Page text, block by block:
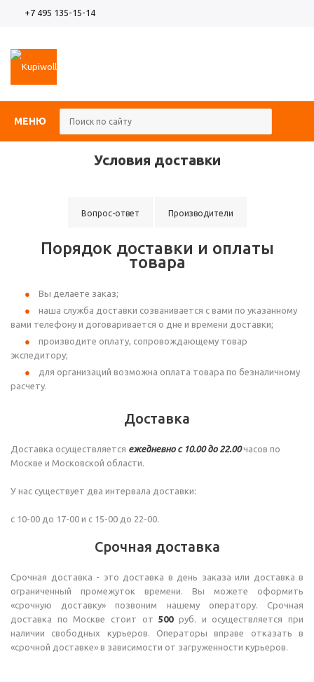
+7 495 135-15-14
МЕНЮ
Условия доставки
Вопрос-ответ Производители
Порядок доставки и оплаты
товара
Вы делаете заказ;
наша служба доставки созванивается с вами по указанному
вами телефону и договаривается о дне и времени доставки;
производите оплату, сопровождающему товар
экспедитору;
для организаций возможна оплата товара по безналичному
расчету.
Доставка
Доставка осуществляется ежедневно с 10.00 до 22.00часов по
Москве и Московской области.
У нас существует два интервала доставки:
с 10-00 до 17-00 и с 15-00 до 22-00.
Срочная доставка
Срочная доставка - это доставка в день заказа или доставка в
ограниченный промежуток времени. Вы можете оформить
«срочную доставку» позвоним нашему оператору. Срочная
доставка по Москве стоит от500руб. и осуществляется при
наличии свободных курьеров. Операторы вправе отказать в
«срочной доставке» в зависимости от загруженности курьеров.